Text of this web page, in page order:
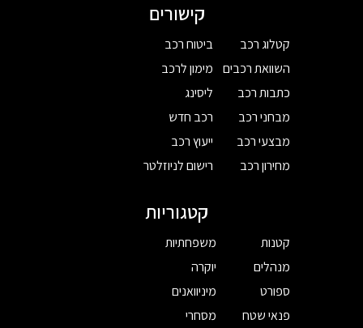
קישורים
קטלוג רכב
השוואת רכבים
כתבות רכב
מבחני רכב
מבצעי רכב
מחירון רכב
ביטוח רכב
מימון לרכב
ליסינג
רכב חדש
ייעוץ רכב
רישום לניוזלטר
קטגוריות
קטנות
מנהלים
ספורט
פנאי שטח
משפחתיות
יוקרה
מיניוואנים
מסחרי